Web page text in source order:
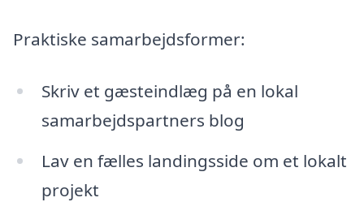
Praktiske samarbejdsformer:
Skriv et gæsteindlæg på en lokal
samarbejdspartners blog
Lav en fælles landingsside om et lokalt
projekt